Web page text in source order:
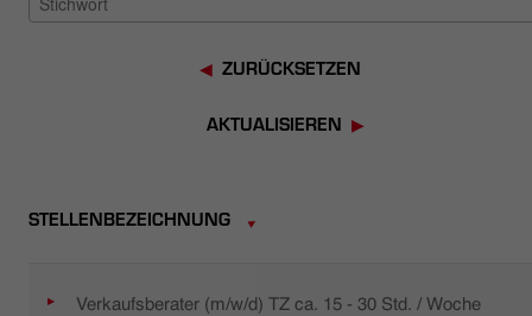
ZURÜCKSETZEN
AKTUALISIEREN
STELLENBEZEICHNUNG
Verkaufsberater (m/w/d) TZ ca. 15 - 30 Std. / Woche